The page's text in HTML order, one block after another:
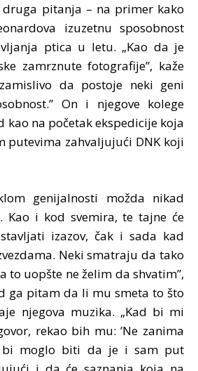
pitanja – na primer kako
izuzetnu sposobnost
ptica u letu. „Kao da je
zamrznute fotografije”, kaže
da postoje neki geni
On i njegove kolege
kao na početak ekspedicije koja
putevima zahvaljujući DNK koji
genijalnosti možda nikad
Kao i kod svemira, te tajne će
izazov, čak i sada kad
Neki smatraju da tako
to uopšte ne želim da shvatim”,
ga pitam da li mu smeta to što
njegova muzika. „Kad bi mi
rekao bih mu: ’Ne zanima
bi moglo biti da je i sam put